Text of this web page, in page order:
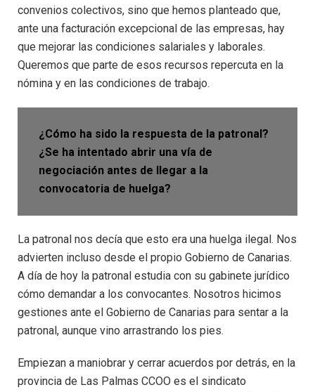
convenios colectivos, sino que hemos planteado que,
ante una facturación excepcional de las empresas, hay
que mejorar las condiciones salariales y laborales.
Queremos que parte de esos recursos repercuta en la
nómina y en las condiciones de trabajo.
¿Cómo ha sido la respuesta de la patronal?
¿Se ha intentado abrir una vía de
negociación antes de llegar a la
convocatoria de huelga?
La patronal nos decía que esto era una huelga ilegal. Nos
advierten incluso desde el propio Gobierno de Canarias.
A día de hoy la patronal estudia con su gabinete jurídico
cómo demandar a los convocantes. Nosotros hicimos
gestiones ante el Gobierno de Canarias para sentar a la
patronal, aunque vino arrastrando los pies.
Empiezan a maniobrar y cerrar acuerdos por detrás, en la
provincia de Las Palmas CCOO es el sindicato